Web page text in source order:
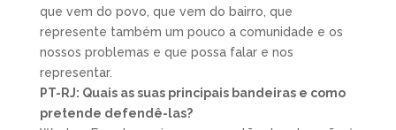
que vem do povo, que vem do bairro, que
represente também um pouco a comunidade e os
nossos problemas e que possa falar e nos
representar.
PT-RJ: Quais as suas principais bandeiras e como
pretende defendê-las?